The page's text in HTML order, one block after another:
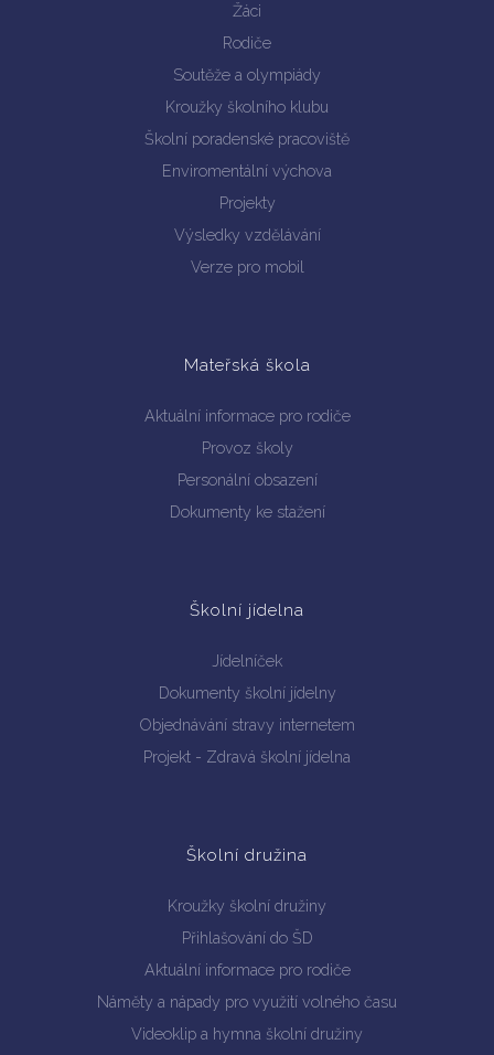
Žáci
Rodiče
Soutěže a olympiády
Kroužky školního klubu
Školní poradenské pracoviště
Enviromentální výchova
Projekty
Výsledky vzdělávání
Verze pro mobil
Mateřská škola
Aktuální informace pro rodiče
Provoz školy
Personální obsazení
Dokumenty ke stažení
Školní jídelna
Jídelníček
Dokumenty školní jídelny
Objednávání stravy internetem
Projekt - Zdravá školní jídelna
Školní družina
Kroužky školní družiny
Přihlašování do ŠD
Aktuální informace pro rodiče
Náměty a nápady pro využití volného času
Videoklip a hymna školní družiny